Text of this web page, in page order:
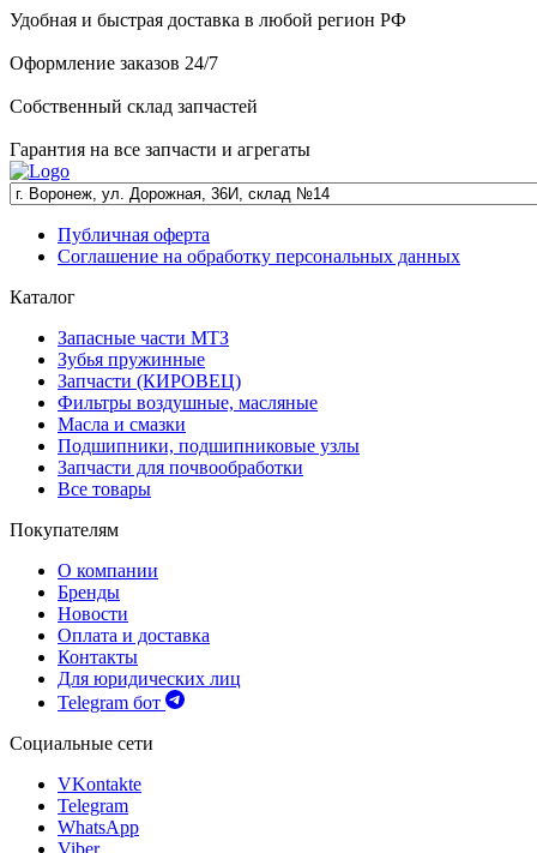
Удобная и быстрая доставка в любой регион РФ
Оформление заказов 24/7
Собственный склад запчастей
Гарантия на все запчасти и агрегаты
Публичная оферта
Соглашение на обработку персональных данных
Каталог
Запасные части МТЗ
Зубья пружинные
Запчасти (КИРОВЕЦ)
Фильтры воздушные, масляные
Масла и смазки
Подшипники, подшипниковые узлы
Запчасти для почвообработки
Все товары
Покупателям
О компании
Бренды
Новости
Оплата и доставка
Контакты
Для юридических лиц
Telegram бот
Социальные сети
VKontakte
Telegram
WhatsApp